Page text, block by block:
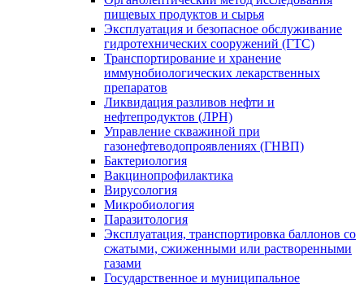
пищевых продуктов и сырья
Эксплуатация и безопасное обслуживание
гидротехнических сооружений (ГТС)
Транспортирование и хранение
иммунобиологических лекарственных
препаратов
Ликвидация разливов нефти и
нефтепродуктов (ЛРН)
Управление скважиной при
газонефтеводопроявлениях (ГНВП)
Бактериология
Вакцинопрофилактика
Вирусология
Микробиология
Паразитология
Эксплуатация, транспортировка баллонов со
сжатыми, сжиженными или растворенными
газами
Государственное и муниципальное